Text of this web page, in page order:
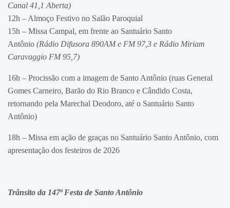
Canal 41,1 Aberta)
12h – Almoço Festivo no Salão Paroquial
15h – Missa Campal, em frente ao Santuário Santo
Antônio (Rádio Difusora 890AM e FM 97,3 e Rádio Miriam
Caravaggio FM 95,7)
16h – Procissão com a imagem de Santo Antônio (ruas General
Gomes Carneiro, Barão do Rio Branco e Cândido Costa,
retornando pela Marechal Deodoro, até o Santuário Santo
Antônio)
18h – Missa em ação de graças no Santuário Santo Antônio, com
apresentação dos festeiros de 2026
Trânsito da 147ª Festa de Santo Antônio